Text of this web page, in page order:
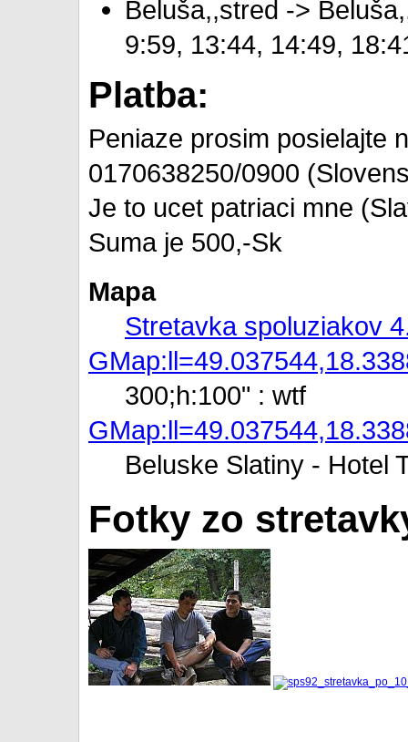
Beluša,,stred ->
9:59, 13:44, 14:49,
Platba:
Peniaze prosim posielajte
0170638250/0900
Je to ucet patriaci mne
Suma je 500,-Sk
Mapa
Stretavka spoluziakov
300;h:100" : wtf
Beluske Slatiny - Hotel
Fotky zo